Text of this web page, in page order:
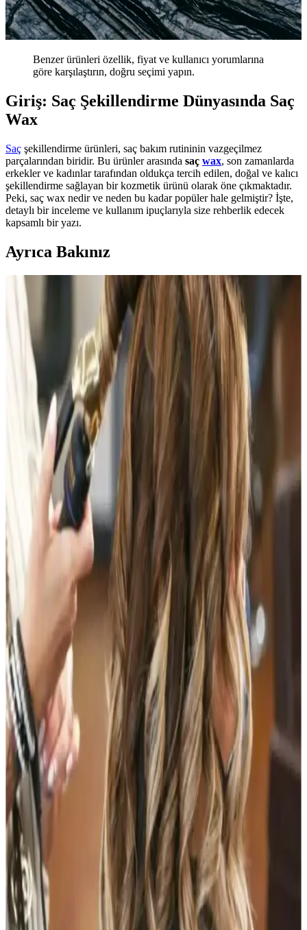
Benzer ürünleri özellik, fiyat ve kullanıcı yorumlarına
göre karşılaştırın, doğru seçimi yapın.
Giriş: Saç Şekillendirme Dünyasında Saç
Wax
Saç şekillendirme ürünleri, saç bakım rutininin vazgeçilmez
parçalarından biridir. Bu ürünler arasında saç wax, son zamanlarda
erkekler ve kadınlar tarafından oldukça tercih edilen, doğal ve kalıcı
şekillendirme sağlayan bir kozmetik ürünü olarak öne çıkmaktadır.
Peki, saç wax nedir ve neden bu kadar popüler hale gelmiştir? İşte,
detaylı bir inceleme ve kullanım ipuçlarıyla size rehberlik edecek
kapsamlı bir yazı.
Ayrıca Bakınız
Gyaru Makyaj Stili ve Kullanılan Ürünlerle Canlı
Japon Moda Akımı
Gyaru makyaj stili, canlı allıklar ve ışıltılı cilt görünümüyle Japon
gençleri arasında popülerdir. Doğru ürün seçimi ve saç
aksesuarlarıyla özgün bir tarz oluşturulur.
Erkekler İçin Feminen ve Çekici Görünüm Sağlayan
Makyaj ve Bakım Teknikleri
Erkeklerin yüz hatlarını yumuşatıp feminen ve çekici görünmelerini
sağlayan makyaj teknikleri, cilt bakımı ve doğal uygulamalar
hakkında kapsamlı bilgiler sunulmaktadır.
Makyaj ve Saç Kesimiyle Gençleşme: Kakül, Kaş
Şekillendirme ve Hafif Ten Ürünleri
Kakül kesimi, doğal kaş şekillendirme ve hafif ten ürünleri
kullanımı, görünümde gençleşme ve özgüven artışı sağlıyor. Reddit
deneyimi bu değişimin etkisini gözler önüne seriyor.
Kahve Siyah ve Yarı Kalıcı Saç Renkleri: Doğal ve
Güncel Bir Tercih Rehberi
Kahve siyah ve yarı kalıcı saç renkleri, doğal görünüm ve bakım
kolaylığı sunar. Bu rehberde renk özellikleri, uygulama ve bakım
ipuçlarıyla saçınıza şıklık katın.
Vichy Dercos Neogenic Saç Şampuanı İnce Tellere
Hacim ve Dolgunluk Sağlar
Vichy Dercos Neogenic, ince telli saçlara hacim kazandıran, kepek
giderici ve parlaklık sağlayan formülüyle saç sağlığını destekleyen
güvenilir bir şampuandır.
Bioxcin ve Arap Makyajı: Farklı Amaçlar İçin
Güzellik ve Bakım İpuçları
Bioxcin saç bakım ürünleri saç dökülmesini önlerken, Arap makyajı
yüz hatlarını belirginleştirir. Her ikisi de kişisel bakım ve güzellik
rutininizin önemli parçalarıdır.
Ryvon Güçlü Profesyonel Saç Kurutma Makinesi:
Yüksek Performans ve Ergonomik Tasarım
Ryvon’un 1500 watt gücündeki saç kurutma makinesi, yüksek hava
akışı ve iyon teknolojisi ile hızlı, sağlıklı ve parlak saçlar için ideal.
Ergonomik tasarımıyla kullanım konforu sağlar.